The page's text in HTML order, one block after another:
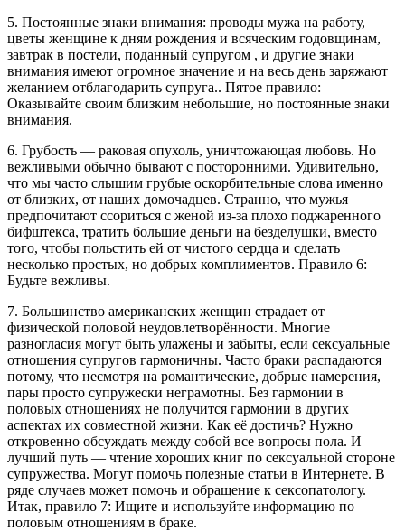
5. Постоянные знаки внимания: проводы мужа на работу,
цветы женщине к дням рождения и всяческим годовщинам,
завтрак в постели, поданный супругом , и другие знаки
внимания имеют огромное значение и на весь день заряжают
желанием отблагодарить супруга.. Пятое правило:
Оказывайте своим близким небольшие, но постоянные знаки
внимания.
6. Грубость — раковая опухоль, уничтожающая любовь. Но
вежливыми обычно бывают с посторонними. Удивительно,
что мы часто слышим грубые оскорбительные слова именно
от близких, от наших домочадцев. Странно, что мужья
предпочитают ссориться с женой из-за плохо поджаренного
бифштекса, тратить большие деньги на безделушки, вместо
того, чтобы польстить ей от чистого сердца и сделать
несколько простых, но добрых комплиментов. Правило 6:
Будьте вежливы.
7. Большинство американских женщин страдает от
физической половой неудовлетворённости. Многие
разногласия могут быть улажены и забыты, если сексуальные
отношения супругов гармоничны. Часто браки распадаются
потому, что несмотря на романтические, добрые намерения,
пары просто супружески неграмотны. Без гармонии в
половых отношениях не получится гармонии в других
аспектах их совместной жизни. Как её достичь? Нужно
откровенно обсуждать между собой все вопросы пола. И
лучший путь — чтение хороших книг по сексуальной стороне
супружества. Могут помочь полезные статьи в Интернете. В
ряде случаев может помочь и обращение к сексопатологу.
Итак, правило 7: Ищите и используйте информацию по
половым отношениям в браке.